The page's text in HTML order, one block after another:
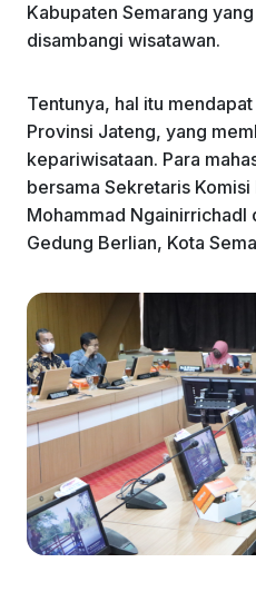
Kabupaten Semarang
disambangi wisatawan.
Tentunya, hal itu
Provinsi Jateng, yang
kepariwisataan. Para
bersama Sekretaris Komisi
Mohammad Ngainirrichadl
Gedung Berlian, Kota